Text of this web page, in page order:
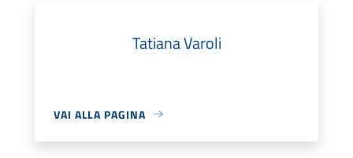
Tatiana Varoli
VAI ALLA PAGINA